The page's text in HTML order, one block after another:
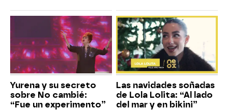
Yurena y su secreto
sobre No cambié:
“Fue un experimento”
Las navidades soñadas
de Lola Lolita: “Al lado
del mar y en bikini”